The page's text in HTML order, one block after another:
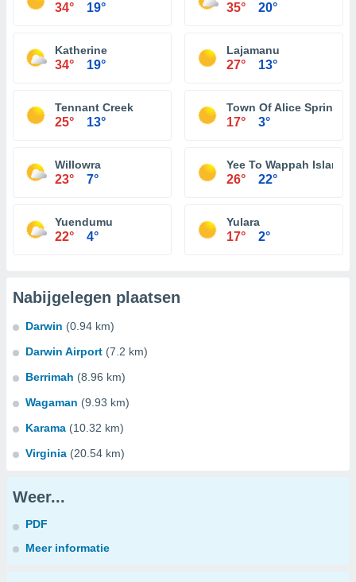
34° 19° 35° 20°
Katherine
34° 19°
Lajamanu
27° 13°
Tennant Creek
25° 13°
Town Of Alice Springs
17° 3°
Willowra
23° 7°
Yee To Wappah Island
26° 22°
Yuendumu
22° 4°
Yulara
17° 2°
Nabijgelegen plaatsen
Darwin (0.94 km)
Darwin Airport (7.2 km)
Berrimah (8.96 km)
Wagaman (9.93 km)
Karama (10.32 km)
Virginia (20.54 km)
Weer...
PDF
Meer informatie